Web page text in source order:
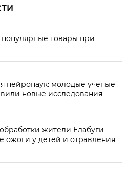
товары при
нейронаук: молодые ученые
новые исследования
жители Елабуги
ожоги у детей и отравления